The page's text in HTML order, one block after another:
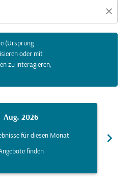
close
(Ursprung
oder mit
zu interagieren,
Aug. 2026
für diesen Monat
finden
chevron_right